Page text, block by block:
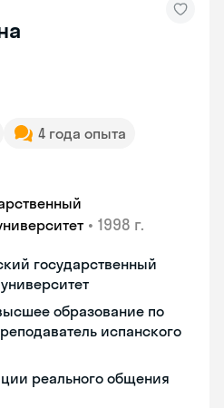
4 года опыта
• 1998 г.
государственный
образование по
испанского
реального общения